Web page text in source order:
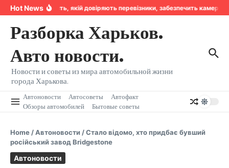
Перейти к содержанию
Hot NewsНадійність, якій довіряють перевізники, забезпечить камера
Разборка Харьков.
Авто новости.
Новости и советы из мира автомобильной жизни
города Харькова.
Автоновости Автосоветы
Автофакт
Обзоры автомобилей
Бытовые советы
Home /Автоновости /Стало відомо, хто придбає бувший
російський завод Bridgestone
Автоновости